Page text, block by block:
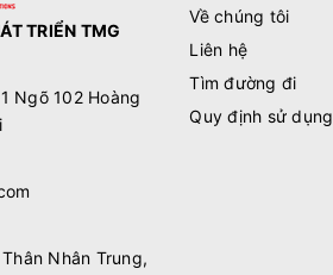
TRIỂN TMG
Ngõ 102 Hoàng
Nhân Trung,
Về chúng tôi
Liên hệ
Tìm đường đi
Quy định sử dụng